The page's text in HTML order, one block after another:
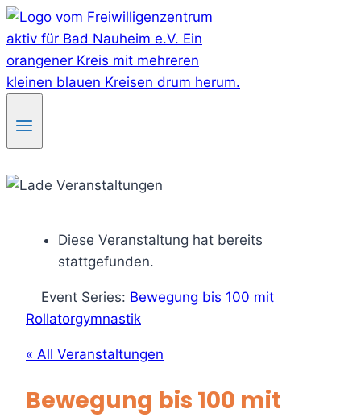
Skip
to
content
Diese Veranstaltung hat bereits
stattgefunden.
Event Series: Bewegung bis 100 mit
Rollatorgymnastik
« All Veranstaltungen
Bewegung bis 100 mit